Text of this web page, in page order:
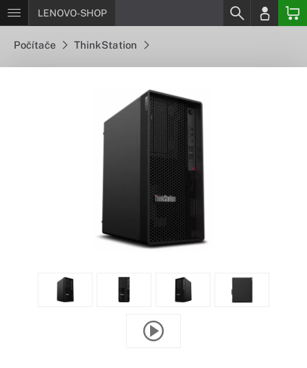
LENOVO-SHOP
Počítače ThinkStation